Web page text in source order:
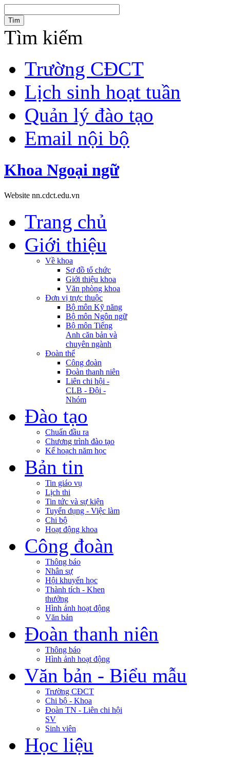
Tìm
Tìm kiếm
Trường CĐCT
Lịch sinh hoạt tuần
Quản lý đào tạo
Email nội bộ
Khoa Ngoại ngữ
Website nn.cdct.edu.vn
Trang chủ
Giới thiệu
Về khoa
Sơ đồ tổ chức
Giới thiệu khoa
Văn phòng khoa
Đơn vị trực thuộc
Bộ môn Kỹ năng
Bộ môn Ngôn ngữ
Bộ môn Tiếng
Anh căn bản và
chuyên ngành
Đoàn thể
Công đoàn
Đoàn thanh niên
Liên chi hội -
CLB - Đội -
Nhóm
Đào tạo
Chuẩn đầu ra
Chương trình đào tạo
Kế hoạch năm học
Bản tin
Tin giáo vụ
Lịch thi
Tin tức và sự kiện
Tuyển dụng - Việc làm
Chi bộ
Hoạt động khoa
Công đoàn
Thông báo
Nhân sự
Hội khuyến học
Thành tích - Khen
thưởng
Hình ảnh hoạt động
Văn bản
Đoàn thanh niên
Thông báo
Hình ảnh hoạt động
Văn bản - Biểu mẫu
Trường CĐCT
Chi bộ - Khoa
Đoàn TN - Liên chi hội
SV
Sinh viên
Học liệu